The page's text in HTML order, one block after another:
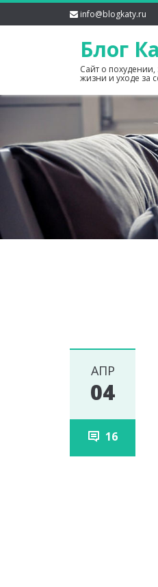
info@blogkaty.ru
Блог
Сайт о
жизни и уходе за
АПР
04
16